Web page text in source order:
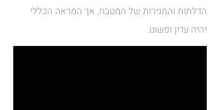
הדלתות והמגירות של המטבח, אך המראה הכללי
יהיה עדין ופשוט.